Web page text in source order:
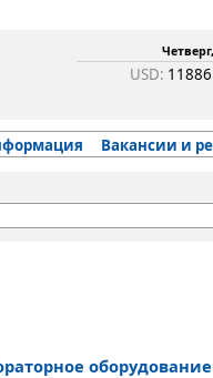
USD:
Вакансии и
обо­ру­до­ва­ние